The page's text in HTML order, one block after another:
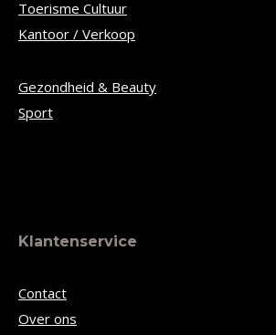
Toerisme Cultuur
Kantoor / Verkoop
Gezondheid & Beauty
Sport
Klantenservice
Contact
Over ons